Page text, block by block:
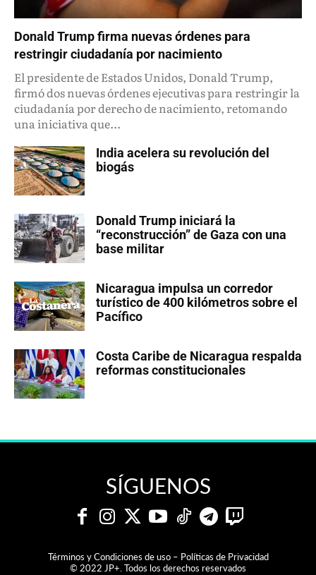
Donald Trump firma nuevas órdenes para
restringir ciudadanía por nacimiento
El presidente de Estados Unidos, Donald Trump,
firmó dos nuevas órdenes ejecutivas para restringir la
ciudadanía por derecho de nacimiento, retomando
una iniciativa que...
India acelera su revolución del
biogás
Donald Trump iniciará la
“reconstrucción” de Gaza con una
base militar
Nicaragua impulsa un corredor
turístico de 400 kilómetros sobre el
Pacífico
Costa Caribe de Nicaragua respalda
reformas constitucionales
SÍGUENOS
Términos y Condiciones de uso – Políticas de Privacidad
© 2022 JP+. Todos los derechos reservados